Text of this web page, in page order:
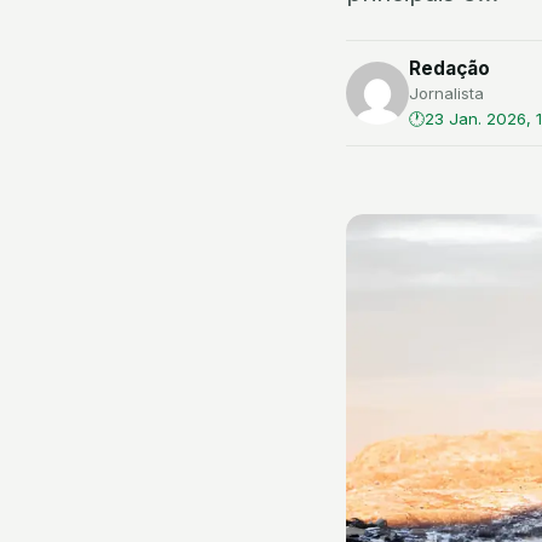
Redação
Jornalista
23 Jan. 2026,